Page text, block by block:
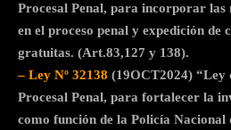
Procesal Penal, para incorporar las
en el proceso penal y expedición de
gratuitas. (Art.83,127 y 138).
– Ley Nº 32138 (19OCT2024) “Ley
Procesal Penal, para fortalecer la
como función de la Policía